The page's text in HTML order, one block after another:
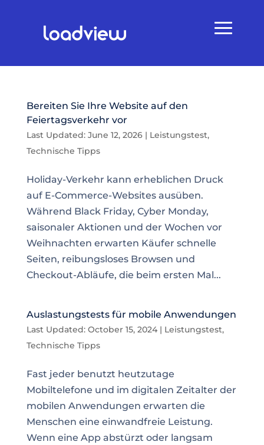
Bereiten Sie Ihre Website auf den
Feiertagsverkehr vor
Last Updated: June 12, 2026| Leistungstest,
Technische Tipps
Holiday-Verkehr kann erheblichen Druck
auf E-Commerce-Websites ausüben.
Während Black Friday, Cyber Monday,
saisonaler Aktionen und der Wochen vor
Weihnachten erwarten Käufer schnelle
Seiten, reibungsloses Browsen und
Checkout-Abläufe, die beim ersten Mal...
Auslastungstests für mobile Anwendungen
Last Updated: October 15, 2024| Leistungstest,
Technische Tipps
Fast jeder benutzt heutzutage
Mobiltelefone und im digitalen Zeitalter der
mobilen Anwendungen erwarten die
Menschen eine einwandfreie Leistung.
Wenn eine App abstürzt oder langsam